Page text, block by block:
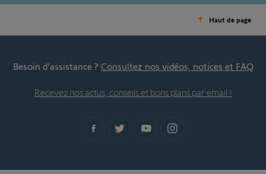
Haut de page
Besoin d’assistance ? Consultez nos vidéos, notices et FAQ
Recevez nos actus, conseils et bons plans par email !